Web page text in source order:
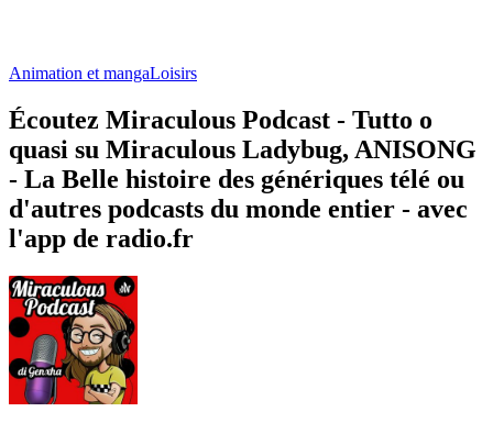
Animation et mangaLoisirs
Écoutez Miraculous Podcast - Tutto o
quasi su Miraculous Ladybug, ANISONG
- La Belle histoire des génériques télé ou
d'autres podcasts du monde entier - avec
l'app de radio.fr